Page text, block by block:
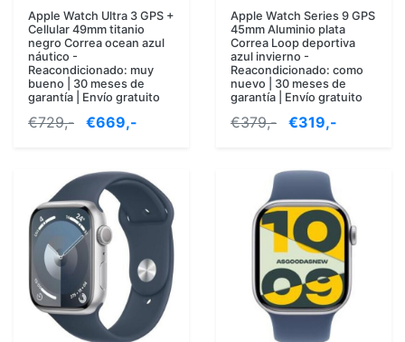
Apple Watch Ultra 3 GPS +
Cellular 49mm titanio
negro Correa ocean azul
náutico -
Reacondicionado: muy
bueno | 30 meses de
garantía | Envío gratuito
€729,- €669,-
Apple Watch Series 9 GPS
45mm Aluminio plata
Correa Loop deportiva
azul invierno -
Reacondicionado: como
nuevo | 30 meses de
garantía | Envío gratuito
€379,- €319,-